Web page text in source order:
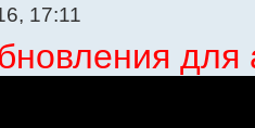
17:11
для